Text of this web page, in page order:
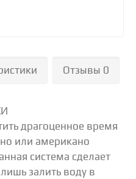
Отзывы 0
драгоценное время
или американо
система сделает
залить воду в